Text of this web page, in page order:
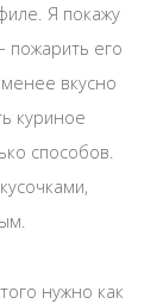
Я покажу
пожарить его
вкусно
куриное
способов.
нужно как